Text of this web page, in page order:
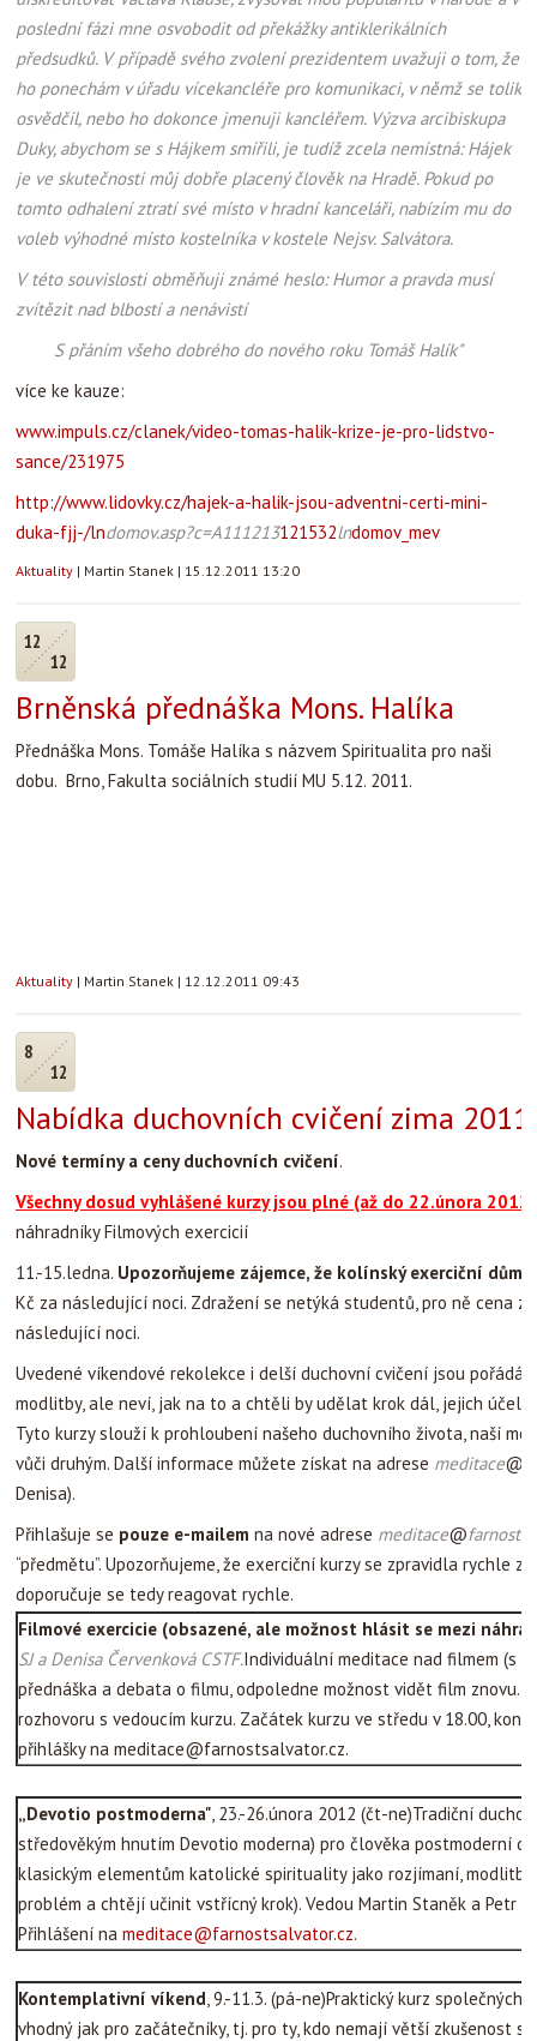
poslední fázi mne osvobodit od překážky antiklerikálních
předsudků. V případě svého zvolení prezidentem uvažuji o tom, že
ho ponechám v úřadu vícekancléře pro komunikaci, v němž se tolik
osvědčil, nebo ho dokonce jmenuji kancléřem. Výzva arcibiskupa
Duky, abychom se s Hájkem smířili, je tudíž zcela nemístná: Hájek
je ve skutečnosti můj dobře placený člověk na Hradě. Pokud po
tomto odhalení ztratí své místo v hradní kanceláři, nabízím mu do
voleb výhodné místo kostelníka v kostele Nejsv. Salvátora.
V této souvislosti obměňuji známé heslo: Humor a pravda musí
zvítězit nad blbostí a nenávistí
S přáním všeho dobrého do nového roku Tomáš Halík"
více ke kauze:
www.impuls.cz/clanek/video-tomas-halik-krize-je-pro-lidstvo-
sance/231975
http://www.lidovky.cz/hajek-a-halik-jsou-adventni-certi-mini-
duka-fjj-/lndomov.asp?c=A111213121532lndomov_mev
Aktuality | Martin Stanek | 15.12.2011 13:20
12
12
Brněnská přednáška Mons. Halíka
Přednáška Mons. Tomáše Halíka s názvem Spiritualita pro naši
dobu. Brno, Fakulta sociálních studií MU 5.12. 2011.
Aktuality | Martin Stanek | 12.12.2011 09:43
8
12
Nabídka duchovních cvičení zima
Nové termíny a ceny duchovních cvičení.
Všechny dosud vyhlášené kurzy jsou plné (až do 22.února 2012
náhradníky Filmových exercicií
11.-15.ledna. Upozorňujeme zájemce, že kolínský exerciční dům
Kč za následující noci. Zdražení se netýká studentů, pro ně cena
následující noci.
Uvedené víkendové rekolekce i delší duchovní cvičení jsou
modlitby, ale neví, jak na to a chtěli by udělat krok dál, jejich
Tyto kurzy slouží k prohloubení našeho duchovního života, naší
vůči druhým. Další informace můžete získat na adrese meditace@
Denisa).
Přihlašuje se pouze e-mailem na nové adrese meditace@
“předmětu”. Upozorňujeme, že exerciční kurzy se zpravidla rychle
doporučuje se tedy reagovat rychle.
Filmové exercicie (obsazené, ale možnost hlásit se mezi
SJ a Denisa Červenková CSTF.Individuální meditace nad filmem (s
přednáška a debata o filmu, odpoledne možnost vidět film znovu.
rozhovoru s vedoucím kurzu. Začátek kurzu ve středu v 18.00,
přihlášky na meditace@farnostsalvator.cz.
„Devotio postmoderna", 23.-26.února 2012 (čt-ne)Tradiční
středověkým hnutím Devotio moderna) pro člověka postmoderní
klasickým elementům katolické spirituality jako rozjímaní,
problém a chtějí učinit vstřícný krok). Vedou Martin Staněk a Petr
Přihlášení na meditace@farnostsalvator.cz.
Kontemplativní víkend, 9.-11.3. (pá-ne)Praktický kurz
vhodný jak pro začátečníky, tj. pro ty, kdo nemají větší zkušenost